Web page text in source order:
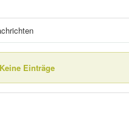
Keine Einträge